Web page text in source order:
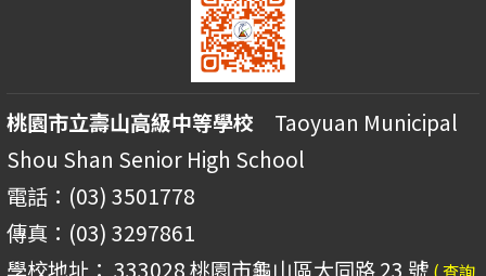
桃園市立壽山高級中等學校 Taoyuan Municipal
Shou Shan Senior High School
電話：(03) 3501778
傳真：(03) 3297861
( 查詢